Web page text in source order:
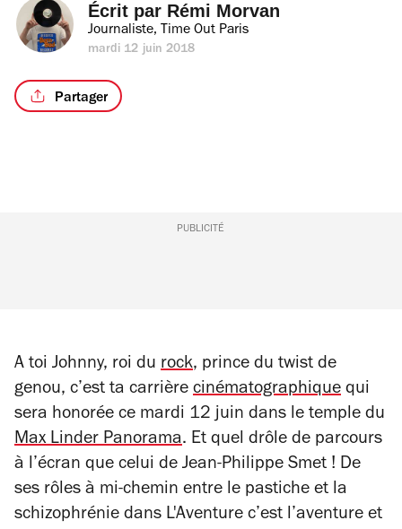
Écrit par Rémi Morvan
Journaliste, Time Out Paris
mardi 12 juin 2018
Partager
PUBLICITÉ
A toi Johnny, roi du rock, prince du twist de
genou, c’est ta carrière cinématographique qui
sera honorée ce mardi 12 juin dans le temple du
Max Linder Panorama. Et quel drôle de parcours
à l’écran que celui de Jean-Philippe Smet ! De
ses rôles à mi-chemin entre le pastiche et la
schizophrénie dans L'Aventure c’est l’aventure et